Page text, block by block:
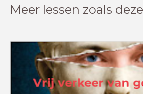
Meer lessen zoals deze